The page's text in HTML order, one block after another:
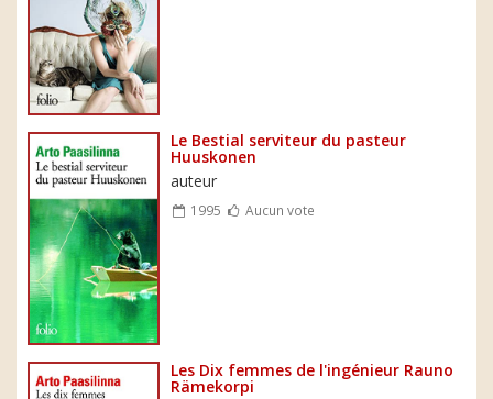
Le Bestial serviteur du pasteur
Huuskonen
auteur
1995 Aucun vote
Les Dix femmes de l'ingénieur Rauno
Rämekorpi